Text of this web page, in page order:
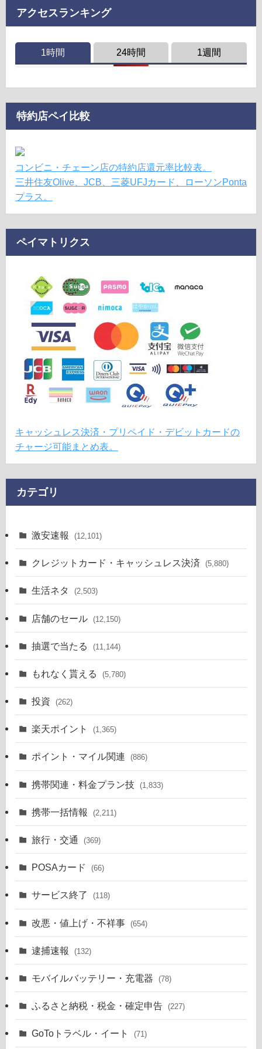
アクセスランキング
1時間 24時間 1週間
特約店ペイ比較
コンビニ・チェーン店の特約店還元率比較表。
三井住友Olive、JCB、三菱UFJカード、ローソンPonta
プラス。
ペイマトリクス
キャッシュレス決済・プリペイド・デビットカードの
チャージ可能まとめ表。
カテゴリ
激安速報 (12,101)
クレジットカード・キャッシュレス決済 (5,880)
生活ネタ (2,503)
店舗のセール (12,150)
抽選で当たる (11,144)
もれなく貰える (5,780)
投資 (262)
楽天ポイント (1,365)
ポイント・マイル関連 (886)
携帯関連・料金プラン技 (1,833)
携帯一括情報 (2,211)
旅行・交通 (369)
POSAカード (66)
サービス終了 (118)
改悪・値上げ・不祥事 (654)
逮捕速報 (132)
モバイルバッテリー・充電器 (78)
ふるさと納税・税金・確定申告 (227)
GoToトラベル・イート (71)